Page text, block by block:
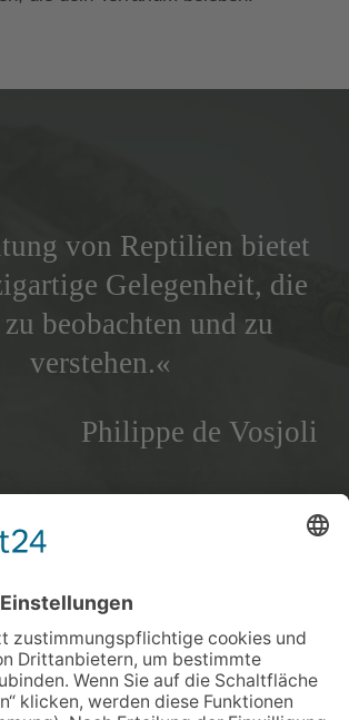
von Reptilien bietet
Gelegenheit, die
beobachten und zu
verstehen.«
Philippe de Vosjoli
SAGEN